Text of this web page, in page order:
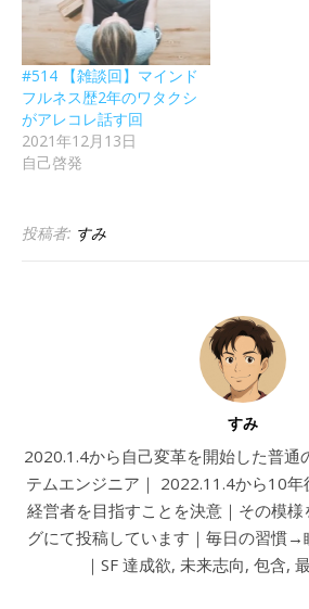
#514 【雑談回】マインド
フルネス歴2年のワタクシ
がアレコレ話す回
2021年12月13日
自己啓発
投稿者: すみ
すみ
2020.1.4から自己変革を開始した普通
テムエンジニア｜ 2022.11.4から10
経営者を目指すことを決意｜その模
グにて投稿しています｜毎日の習慣→
｜SF 達成欲, 未来志向, 包含,